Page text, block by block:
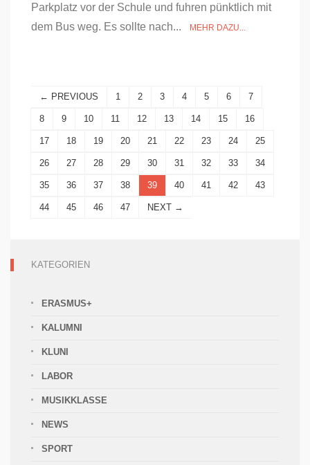
Parkplatz vor der Schule und fuhren pünktlich mit
dem Bus weg. Es sollte nach...
MEHR DAZU...
← PREVIOUS 1 2 3 4 5 6 7
8 9 10 11 12 13 14 15 16
17 18 19 20 21 22 23 24 25
26 27 28 29 30 31 32 33 34
35 36 37 38 39 40 41 42 43
44 45 46 47 NEXT →
KATEGORIEN
ERASMUS+
KALUMNI
KLUNI
LABOR
MUSIKKLASSE
NEWS
SPORT